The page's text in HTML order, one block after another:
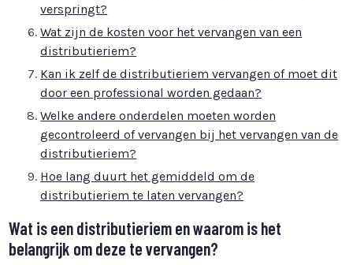
verspringt?
Wat zijn de kosten voor het vervangen van een
distributieriem?
Kan ik zelf de distributieriem vervangen of moet dit
door een professional worden gedaan?
Welke andere onderdelen moeten worden
gecontroleerd of vervangen bij het vervangen van de
distributieriem?
Hoe lang duurt het gemiddeld om de
distributieriem te laten vervangen?
Wat is een distributieriem en waarom is het
belangrijk om deze te vervangen?